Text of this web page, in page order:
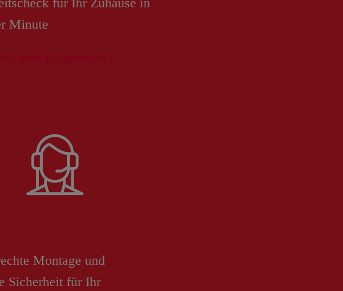
Minute
Montage und
Sicherheit für Ihr